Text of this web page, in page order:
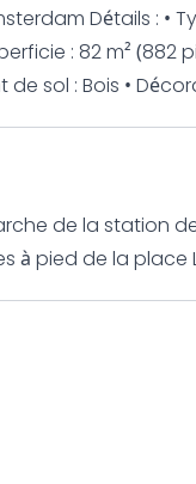
• Type de
: 82 m² (882
de sol : Bois •
sèche-linge
de la station
à pied de la place
la rue et dans la rue
et 14, ainsi que de
minutes à pied, et